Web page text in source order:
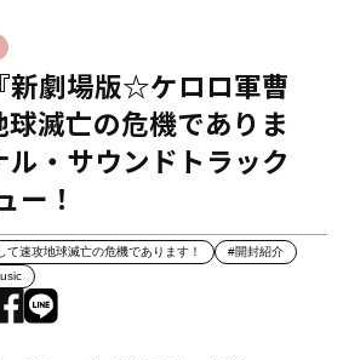
新劇場版☆ケロロ軍曹
滅亡の危機でありま
・サウンドトラック
ー！
速攻地球滅亡の危機であります！
#開封紹介